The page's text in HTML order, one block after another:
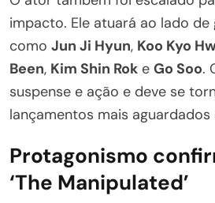
impacto. Ele atuará ao lado de
como Jun Ji Hyun, Koo Kyo
Been, Kim Shin Rok e Go Soo.
suspense e ação e deve se
lançamentos mais
Protagonismo
‘The Manipulated’